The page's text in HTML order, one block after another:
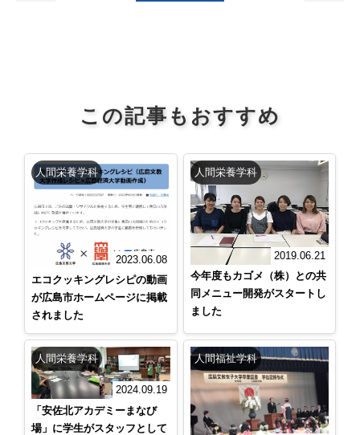
この記事もおすすめ
人間栄養学科
2023.06.08
エコクッキングレシピの動画
が広島市ホームページに掲載
されました
人間栄養学科
2019.06.21
今年度もカゴメ（株）との共
同メニュー開発がスタートし
ました
人間栄養学科
2024.09.19
「安佐北アカデミーまなび
場」に学生がスタッフとして
人間福祉学科